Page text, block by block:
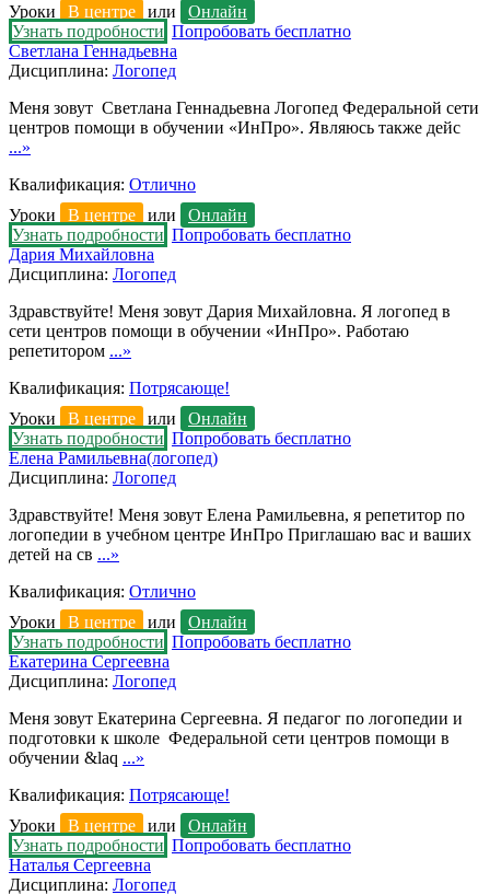
Уроки
В центре или
Онлайн
Узнать подробности Попробовать бесплатно
Светлана Геннадьевна
Дисциплина: Логопед
Меня зовут Светлана Геннадьевна Логопед Федеральной сети
центров помощи в обучении «ИнПро». Являюсь также дейс
...»
Квалификация: Отлично
Уроки
В центре или
Онлайн
Узнать подробности Попробовать бесплатно
Дария Михайловна
Дисциплина: Логопед
Здравствуйте! Меня зовут Дария Михайловна. Я логопед в
сети центров помощи в обучении «ИнПро». Работаю
репетитором ...»
Квалификация: Потрясающе!
Уроки
В центре или
Онлайн
Узнать подробности Попробовать бесплатно
Елена Рамильевна(логопед)
Дисциплина: Логопед
Здравствуйте! Меня зовут Елена Рамильевна, я репетитор по
логопедии в учебном центре ИнПро Приглашаю вас и ваших
детей на св ...»
Квалификация: Отлично
Уроки
В центре или
Онлайн
Узнать подробности Попробовать бесплатно
Екатерина Сергеевна
Дисциплина: Логопед
Меня зовут Екатерина Сергеевна. Я педагог по логопедии и
подготовки к школе Федеральной сети центров помощи в
обучении &laq ...»
Квалификация: Потрясающе!
Уроки
В центре или
Онлайн
Узнать подробности Попробовать бесплатно
Наталья Сергеевна
Дисциплина: Логопед